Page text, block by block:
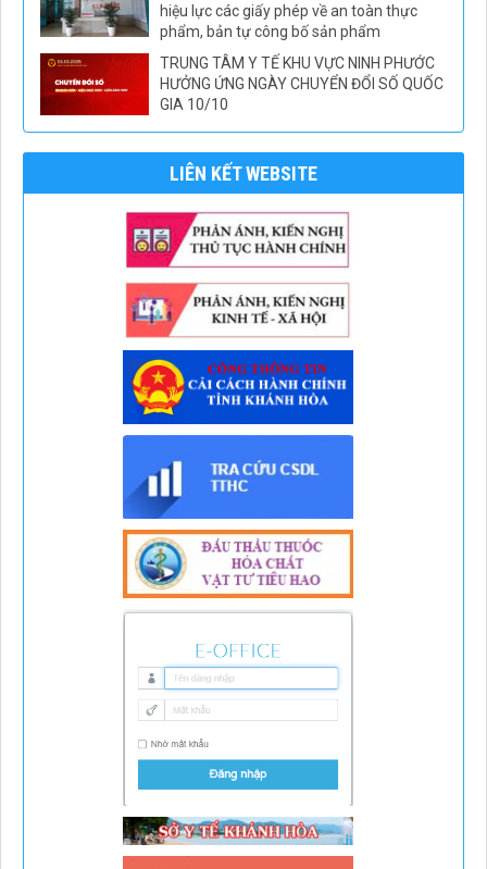
hiệu lực các giấy phép về an toàn thực
phẩm, bản tự công bố sản phẩm
TRUNG TÂM Y TẾ KHU VỰC NINH PHƯỚC
HƯỞNG ỨNG NGÀY CHUYỂN ĐỔI SỐ QUỐC
GIA 10/10
LIÊN KẾT WEBSITE